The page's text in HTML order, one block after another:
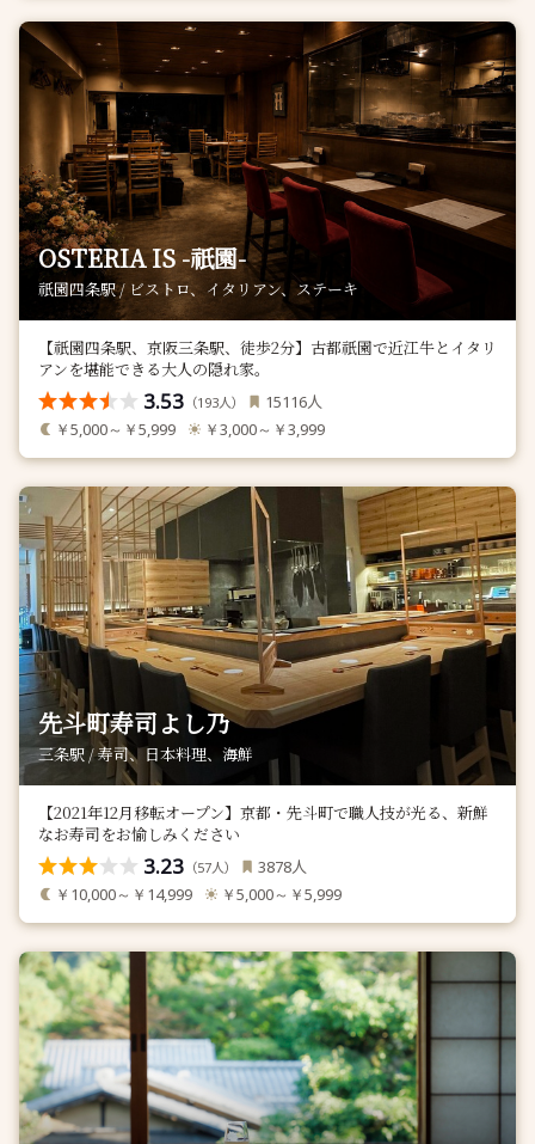
OSTERIA IS -祇園-
祇園四条駅 / ビストロ、イタリアン、ステーキ
【祇園四条駅、京阪三条駅、徒歩2分】古都祇園で近江牛とイタリ
アンを堪能できる大人の隠れ家。
3.53 （193人） 15116人
￥5,000～￥5,999 ￥3,000～￥3,999
先斗町寿司よし乃
三条駅 / 寿司、日本料理、海鮮
【2021年12月移転オープン】京都・先斗町で職人技が光る、新鮮
なお寿司をお愉しみください
3.23 （57人） 3878人
￥10,000～￥14,999 ￥5,000～￥5,999